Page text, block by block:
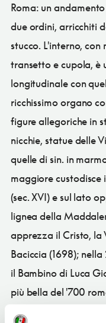
Roma: un
due ordini, arricchiti
stucco. L'interno,
transetto e cupola, è
longitudinale con
ricchissimo organo
figure allegoriche in
nicchie, statue delle
quelle di sin. in
maggiore custodisce
(sec. XVI) e sul lato
lignea della
apprezza il Cristo, la
Baciccia (1698);
il Bambino di Luca
più bella del '700